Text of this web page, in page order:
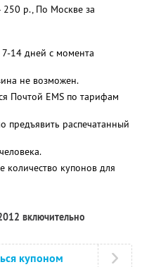
250 р., По Москве за
7-14 дней с момента
не возможен.
Почтой EMS по тарифам
предъявить распечатанный
количество купонов для
включительно
купоном